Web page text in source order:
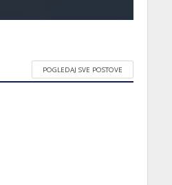
POGLEDAJ SVE POSTOVE